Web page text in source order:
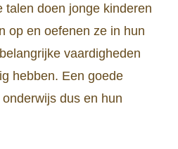
talen doen jonge kinderen
op en oefenen ze in hun
vaardigheden
hebben. Een goede
dus en hun